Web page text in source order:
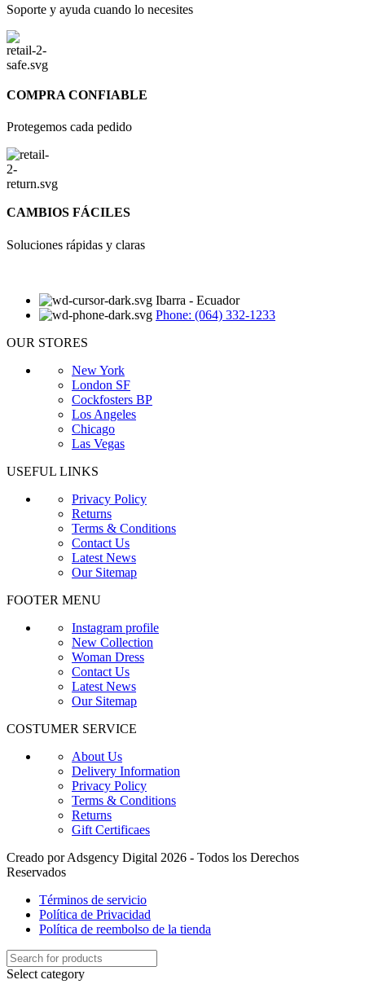
Soporte y ayuda cuando lo necesites
COMPRA CONFIABLE
Protegemos cada pedido
CAMBIOS FÁCILES
Soluciones rápidas y claras
Ibarra - Ecuador
Phone: (064) 332-1233
OUR STORES
New York
London SF
Cockfosters BP
Los Angeles
Chicago
Las Vegas
USEFUL LINKS
Privacy Policy
Returns
Terms & Conditions
Contact Us
Latest News
Our Sitemap
FOOTER MENU
Instagram profile
New Collection
Woman Dress
Contact Us
Latest News
Our Sitemap
COSTUMER SERVICE
About Us
Delivery Information
Privacy Policy
Terms & Conditions
Returns
Gift Certificaes
Creado por Adsgency Digital 2026 - Todos los Derechos
Reservados
Términos de servicio
Política de Privacidad
Política de reembolso de la tienda
Select category